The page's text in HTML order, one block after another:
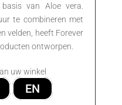
van Aloe vera.
te combineren met
velden, heeft Forever
ontworpen.
uw winkel
EN